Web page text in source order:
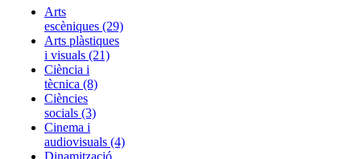
Arts
escèniques (29)
Arts plàstiques
i visuals (21)
Ciència i
tècnica (8)
Ciències
socials (3)
Cinema i
audiovisuals (4)
Dinamització